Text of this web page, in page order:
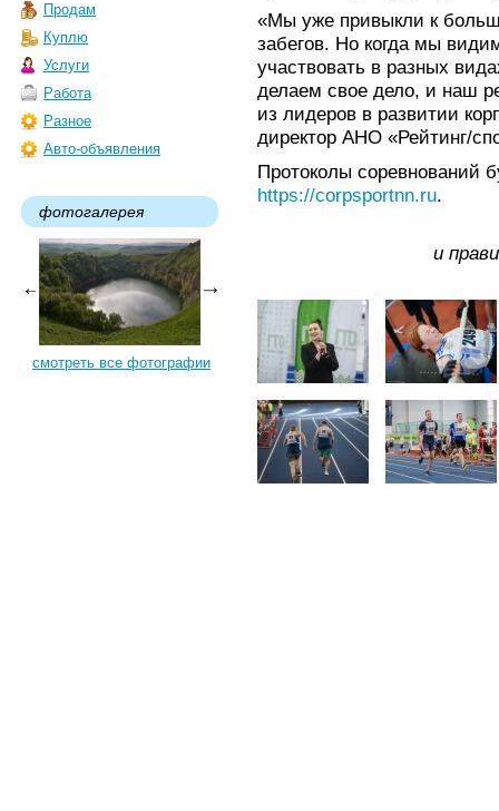
Продам
Куплю
Услуги
Работа
Разное
Авто-объявления
фотогалерея
смотреть все фотографии
«Мы уже привыкли к
забегов. Но когда мы
участвовать в разных
делаем свое дело, и наш
из лидеров в развитии
директор АНО «Рейтинг/
Протоколы соревнований
https://corpsportnn.ru.
и